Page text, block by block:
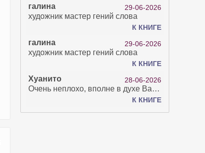
галина 29-06-2026
художник мастер гений слова
К КНИГЕ
галина 29-06-2026
художник мастер гений слова
К КНИГЕ
Хуанито 28-06-2026
Очень неплохо, вполне в духе Варго!)
К КНИГЕ